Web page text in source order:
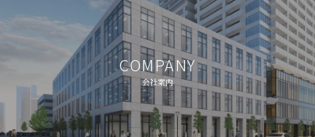
COMPANY
会社案内